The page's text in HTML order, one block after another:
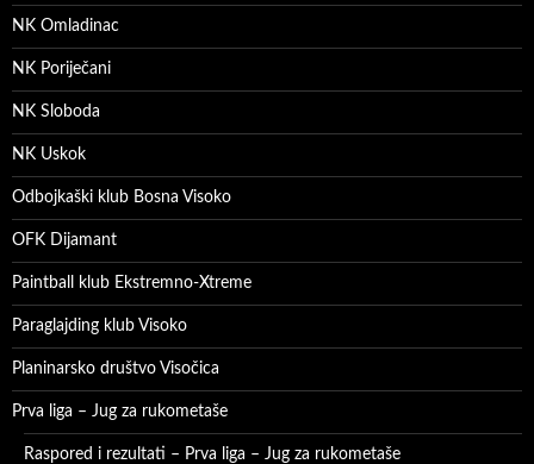
NK Omladinac
NK Poriječani
NK Sloboda
NK Uskok
Odbojkaški klub Bosna Visoko
OFK Dijamant
Paintball klub Ekstremno-Xtreme
Paraglajding klub Visoko
Planinarsko društvo Visočica
Prva liga – Jug za rukometaše
Raspored i rezultati – Prva liga – Jug za rukometaše